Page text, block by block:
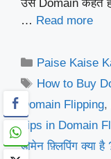
उसे Domain कहते
… Read more
Categories
Paise Kaise
Tags
How to Buy
Domain Flipping,
Tips in Domain
डोमेन फ़्लिपिंग क्या है